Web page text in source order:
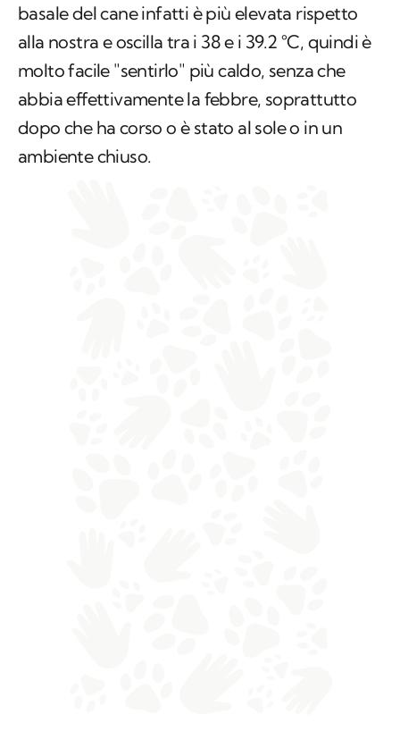
basale del cane infatti è più elevata rispetto
alla nostra e oscilla tra i 38 e i 39.2 °C, quindi è
molto facile "sentirlo" più caldo, senza che
abbia effettivamente la febbre, soprattutto
dopo che ha corso o è stato al sole o in un
ambiente chiuso.